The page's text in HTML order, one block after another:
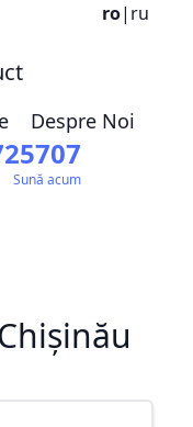
ro| ru
Despre Noi
Sună acum